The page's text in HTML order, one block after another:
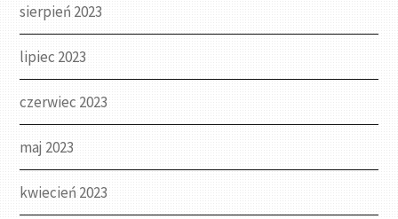
sierpień 2023
lipiec 2023
czerwiec 2023
maj 2023
kwiecień 2023